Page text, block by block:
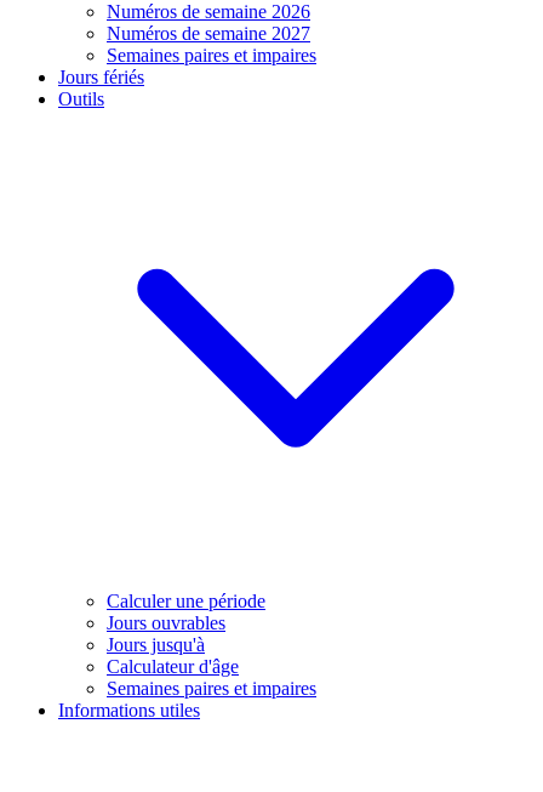
Numéros de semaine 2026
Numéros de semaine 2027
Semaines paires et impaires
Jours fériés
Outils
Calculer une période
Jours ouvrables
Jours jusqu'à
Calculateur d'âge
Semaines paires et impaires
Informations utiles